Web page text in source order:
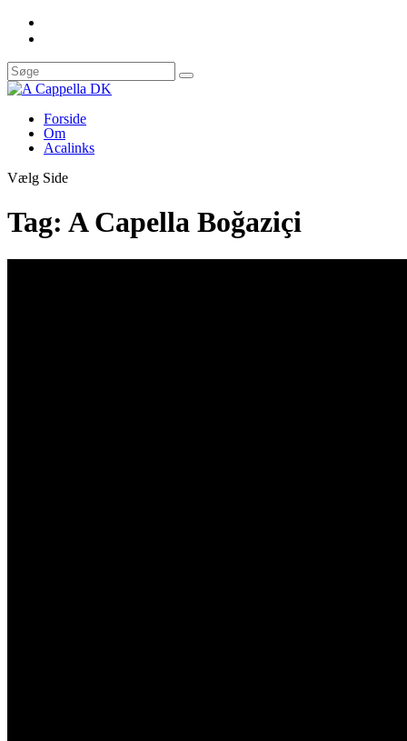
Forside
Om
Acalinks
Vælg Side
Tag: A Capella Boğaziçi